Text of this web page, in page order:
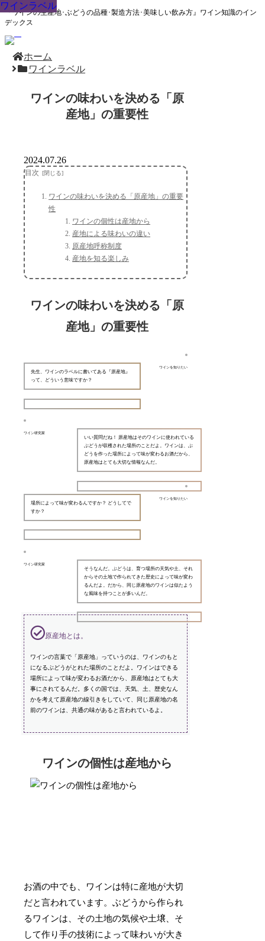
『ワインの生産地･ぶどうの品種･製造方法･美味しい飲み方』ワイン知識のイン
デックス
ホーム
ワインラベル
ワインの味わいを決める「原
産地」の重要性
ワインラベル
2024.07.26
目次
ワインの味わいを決める「原産地」の重要
性
ワインの個性は産地から
産地による味わいの違い
原産地呼称制度
産地を知る楽しみ
ワインの味わいを決める「原
産地」の重要性
ワインを知りたい
先生、ワインのラベルに書いてある『原産地』
って、どういう意味ですか？
ワイン研究家
いい質問だね！ 原産地はそのワインに使われている
ぶどうが収穫された場所のことだよ。ワインは、ぶ
どうを作った場所によって味が変わるお酒だから、
原産地はとても大切な情報なんだ。
ワインを知りたい
場所によって味が変わるんですか？ どうしてで
すか？
ワイン研究家
そうなんだ。ぶどうは、育つ場所の天気や土、それ
からその土地で作られてきた歴史によって味が変わ
るんだよ。だから、同じ原産地のワインは似たよう
な風味を持つことが多いんだ。
原産地とは。
ワインの言葉で「原産地」っていうのは、ワインのもと
になるぶどうがとれた場所のことだよ。ワインはできる
場所によって味が変わるお酒だから、原産地はとても大
事にされてるんだ。多くの国では、天気、土、歴史なん
かを考えて原産地の線引きをしていて、同じ原産地の名
前のワインは、共通の味があると言われているよ。
ワインの個性は産地から
お酒の中でも、ワインは特に産地が大切
だと言われています。ぶどうから作られ
るワインは、その土地の気候や土壌、そ
して作り手の技術によって味わいが大き
ワインラベル
ワインラベル
ワインラベル
ワインラベル
ワインラベル
ワインラベル
ワインラベル
ワインラベル